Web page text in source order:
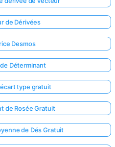
de Dérivées
Desmos
Déterminant
type gratuit
de Rosée Gratuit
de Dés Gratuit